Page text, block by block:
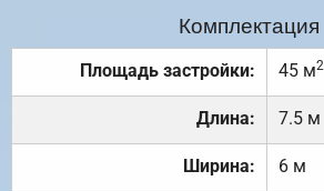
Комплектация
Площадь застройки: 45 м2
Длина: 7.5 м
Ширина: 6 м